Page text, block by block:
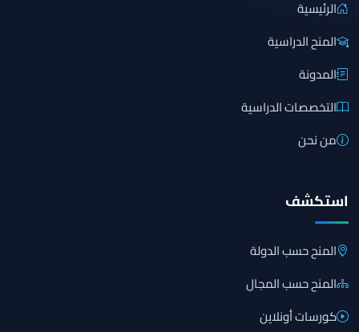
الرئيسية
المنح الدراسية
المدونة
التخصصات الدراسية
من نحن
استكشف
المنح حسب الدولة
المنح حسب المجال
كورسات أونلاين